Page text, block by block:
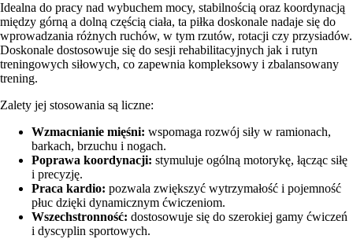
Idealna do pracy nad wybuchem mocy, stabilnością oraz koordynacją
między górną a dolną częścią ciała, ta piłka doskonale nadaje się do
wprowadzania różnych ruchów, w tym rzutów, rotacji czy przysiadów.
Doskonale dostosowuje się do sesji rehabilitacyjnych jak i rutyn
treningowych siłowych, co zapewnia kompleksowy i zbalansowany
trening.
Zalety jej stosowania są liczne:
Wzmacnianie mięśni: wspomaga rozwój siły w ramionach,
barkach, brzuchu i nogach.
Poprawa koordynacji: stymuluje ogólną motorykę, łącząc siłę
i precyzję.
Praca kardio: pozwala zwiększyć wytrzymałość i pojemność
płuc dzięki dynamicznym ćwiczeniom.
Wszechstronność: dostosowuje się do szerokiej gamy ćwiczeń
i dyscyplin sportowych.